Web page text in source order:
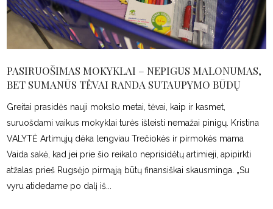
PASIRUOŠIMAS MOKYKLAI – NEPIGUS MALONUMAS,
BET SUMANŪS TĖVAI RANDA SUTAUPYMO BŪDŲ
Greitai prasidės nauji mokslo metai, tėvai, kaip ir kasmet,
suruošdami vaikus mokyklai turės išleisti nemažai pinigų. Kristina
VALYTĖ Artimųjų dėka lengviau Trečiokės ir pirmokės mama
Vaida sakė, kad jei prie šio reikalo neprisidėtų artimieji, apipirkti
atžalas prieš Rugsėjo pirmąją būtų finansiškai skausminga. „Su
vyru atidedame po dalį iš